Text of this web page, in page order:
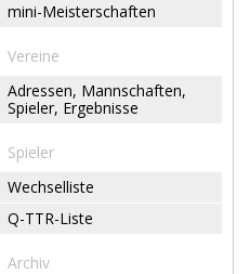
mini-Meisterschaften
Vereine
Adressen, Mannschaften,
Spieler, Ergebnisse
Spieler
Wechselliste
Q-TTR-Liste
Archiv